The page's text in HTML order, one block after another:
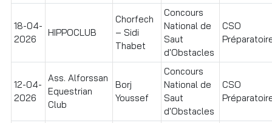
18-04-
2026
HIPPOCLUB
Chorfech
– Sidi
Thabet
Concours
National de
Saut
d'Obstacles
CSO
12-04-
2026
Ass. Alforssan
Equestrian
Club
Borj
Youssef
Concours
National de
Saut
d'Obstacles
CSO